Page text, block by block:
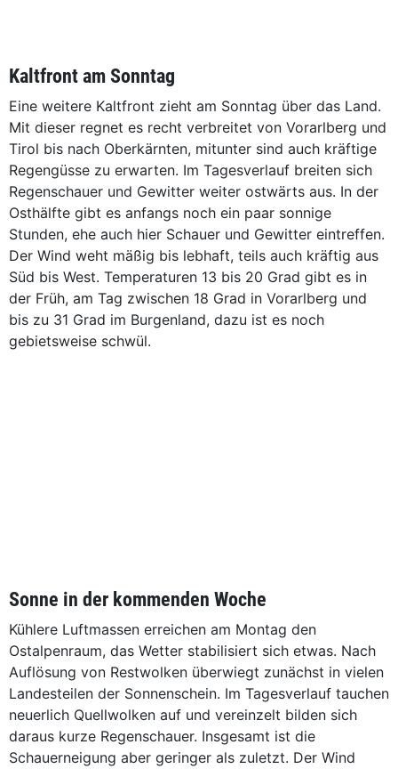
Kaltfront am Sonntag
Eine weitere Kaltfront zieht am Sonntag über das Land.
Mit dieser regnet es recht verbreitet von Vorarlberg und
Tirol bis nach Oberkärnten, mitunter sind auch kräftige
Regengüsse zu erwarten. Im Tagesverlauf breiten sich
Regenschauer und Gewitter weiter ostwärts aus. In der
Osthälfte gibt es anfangs noch ein paar sonnige
Stunden, ehe auch hier Schauer und Gewitter eintreffen.
Der Wind weht mäßig bis lebhaft, teils auch kräftig aus
Süd bis West. Temperaturen 13 bis 20 Grad gibt es in
der Früh, am Tag zwischen 18 Grad in Vorarlberg und
bis zu 31 Grad im Burgenland, dazu ist es noch
gebietsweise schwül.
Sonne in der kommenden Woche
Kühlere Luftmassen erreichen am Montag den
Ostalpenraum, das Wetter stabilisiert sich etwas. Nach
Auflösung von Restwolken überwiegt zunächst in vielen
Landesteilen der Sonnenschein. Im Tagesverlauf tauchen
neuerlich Quellwolken auf und vereinzelt bilden sich
daraus kurze Regenschauer. Insgesamt ist die
Schauerneigung aber geringer als zuletzt. Der Wind